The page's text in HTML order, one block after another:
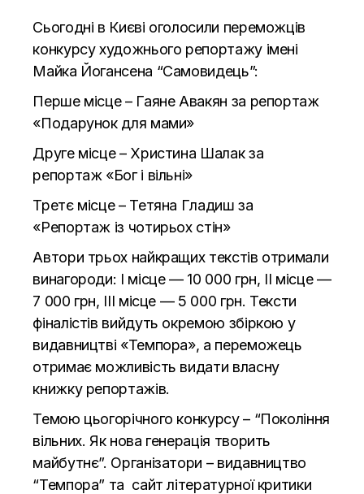
Сьогодні в Києві оголосили переможців
конкурсу художнього репортажу імені
Майка Йогансена “Самовидець”:
Перше місце – Гаяне Авакян за репортаж
«Подарунок для мами»
Друге місце – Христина Шалак за
репортаж «Бог і вільні»
Третє місце – Тетяна Гладиш за
«Репортаж із чотирьох стін»
Автори трьох найкращих текстів отримали
винагороди: І місце — 10 000 грн, ІІ місце —
7 000 грн, ІІІ місце — 5 000 грн. Тексти
фіналістів вийдуть окремою збіркою у
видавництві «Темпора», а переможець
отримає можливість видати власну
книжку репортажів.
Темою цьогорічного конкурсу – “Покоління
вільних. Як нова генерація творить
майбутнє”. Організатори – видавництво
“Темпора” та сайт літературної критики